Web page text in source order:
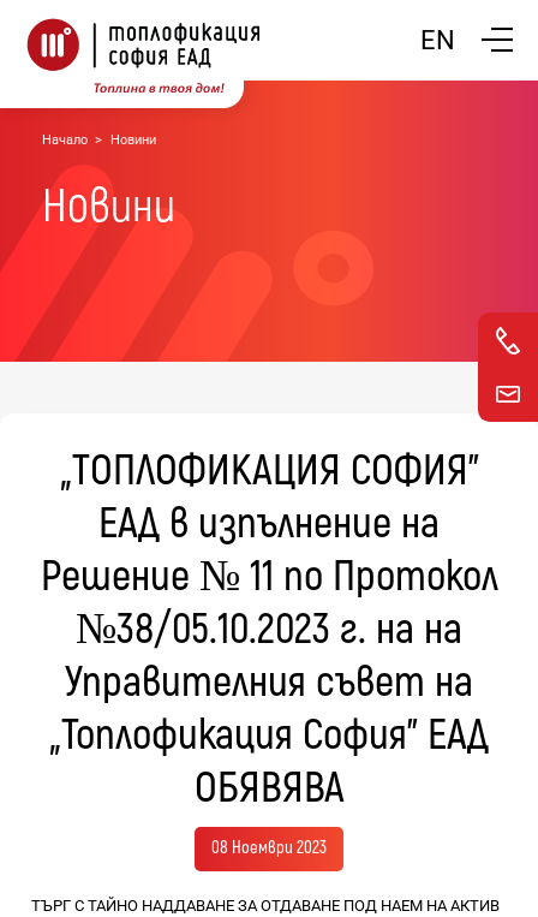
EN
Начало Новини
Новини
„ТОПЛОФИКАЦИЯ СОФИЯ”
ЕАД в изпълнение на
Решение № 11 по Протокол
№38/05.10.2023 г. на на
Управителния съвет на
„Топлофикация София” ЕАД
ОБЯВЯВА
08 Ноември 2023
ТЪРГ С ТАЙНО НАДДАВАНЕ ЗА ОТДАВАНЕ ПОД НАЕМ НА АКТИВ